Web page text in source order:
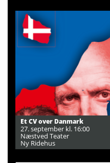
Et CV over Danmark
27. september kl. 16:00
Næstved Teater
Ny Ridehus